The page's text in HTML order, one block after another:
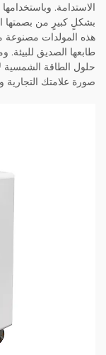
الاستدامة.
بشكلٍ كبيرٍ من بصمتها
هذه المولدات مصنوعة
طابعها الصديق للبيئة.
حلول الطاقة الشمسية
صورة علامتك التجارية